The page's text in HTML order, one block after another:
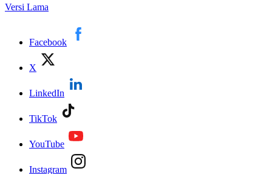
Versi Lama
Facebook
X
LinkedIn
TikTok
YouTube
Instagram